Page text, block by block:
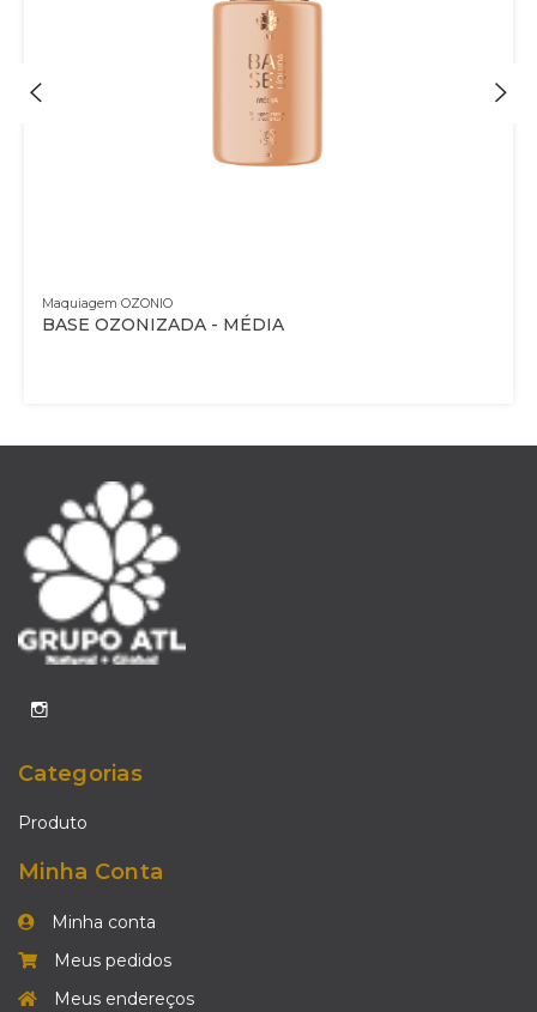
Maquiagem OZONIO
BASE OZONIZADA - MÉDIA
Categorias
Produto
Minha Conta
Minha conta
Meus pedidos
Meus endereços